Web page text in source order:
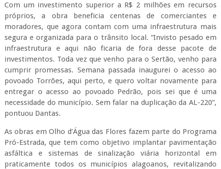
Com um investimento superior a R$ 2 milhões em recursos
próprios, a obra beneficia centenas de comerciantes e
moradores, que agora contam com uma infraestrutura mais
segura e organizada para o trânsito local. “Invisto pesado em
infraestrutura e aqui não ficaria de fora desse pacote de
investimentos. Toda vez que venho para o Sertão, venho para
cumprir promessas. Semana passada inaugurei o acesso ao
povoado Torrões, aqui perto, e quero voltar novamente para
entregar o acesso ao povoado Pedrão, pois sei que é uma
necessidade do município. Sem falar na duplicação da AL-220”,
pontuou Dantas.
As obras em Olho d’Água das Flores fazem parte do Programa
Pró-Estrada, que tem como objetivo implantar pavimentação
asfáltica e sistemas de sinalização viária horizontal em
praticamente todos os municípios alagoanos, revitalizando